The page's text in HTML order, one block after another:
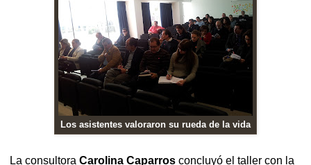
Los asistentes valoraron su rueda de la vida
La consultora Carolina Caparros concluyó el taller con la